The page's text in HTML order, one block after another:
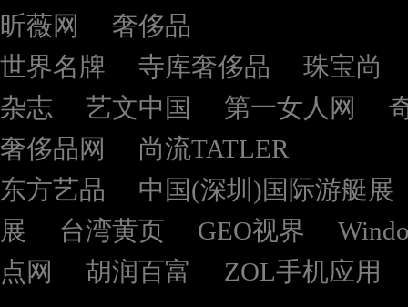
昕薇网
奢侈品
世界名牌
寺库奢侈品
珠宝尚
杂志
艺文中国 第一女人网
奢侈品网
尚流TATLER
东方艺品
中国(深圳)国际游艇展
展
台湾黄页 GEO视界
点网
胡润百富 ZOL手机应用